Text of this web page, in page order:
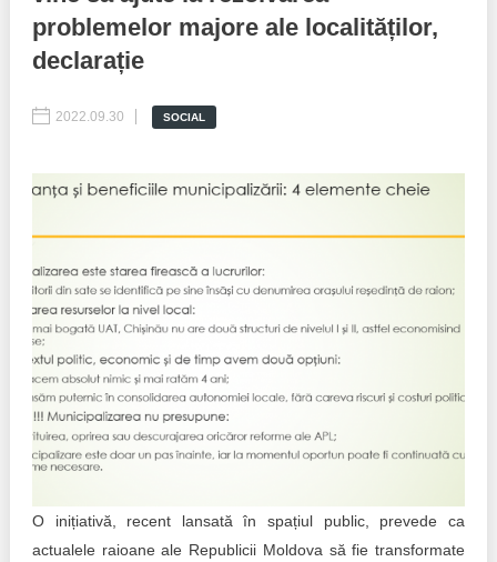
Reports
Procedures manual
Institutional Charter IDIS
Announcements
IDIS International Advisory Board
Best parctices
People Watch
National Business Agenda
Democratic process
15 minutes of economic realism
Hybrid power
EU-STRAT bulletin
The best and the worst local policies in Moldova
problemelor majore ale localităților,
declarație
2022.09.30 SOCIAL
O inițiativă, recent lansată în spațiul public, prevede ca
actualele raioane ale Republicii Moldova să fie transformate